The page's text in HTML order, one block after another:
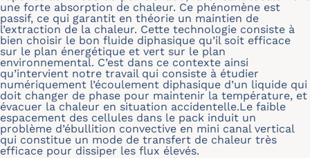
une forte absorption de chaleur. Ce phénomène est
passif, ce qui garantit en théorie un maintien de
l’extraction de la chaleur. Cette technologie consiste à
bien choisir le bon fluide diphasique qu’il soit efficace
sur le plan énergétique et vert sur le plan
environnemental. C’est dans ce contexte ainsi
qu’intervient notre travail qui consiste à étudier
numériquement l’écoulement diphasique d’un liquide qui
doit changer de phase pour maintenir la température, et
évacuer la chaleur en situation accidentelle.Le faible
espacement des cellules dans le pack induit un
problème d’ébullition convective en mini canal vertical
qui constitue un mode de transfert de chaleur très
efficace pour dissiper les flux élevés.